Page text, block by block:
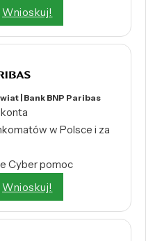
Wnioskuj!
| Bank BNP Paribas
w Polsce i za
Cyber pomoc
Wnioskuj!